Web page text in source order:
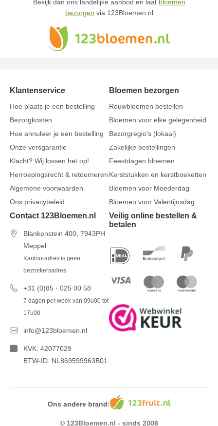
Bekijk dan ons landelijke aanbod en laat bloemen
bezorgen via 123Bloemen.nl
Klantenservice
Hoe plaats je een bestelling
Bezorgkosten
Hoe annuleer je een bestelling
Onze versgarantie
Klacht? Wij lossen het op!
Herroepingsrecht & retourneren
Algemene voorwaarden
Ons privacybeleid
Bloemen bezorgen
Rouwbloemen bestellen
Bloemen voor elke gelegenheid
Bezorgregio's (lokaal)
Zakelijke bestellingen
Feestdagen bloemen
Kerststukken en kerstboeketten
Bloemen voor Moederdag
Bloemen voor Valentijnsdag
Contact 123Bloemen.nl
Blankenstein 400, 7943PH
Meppel
Kantooradres is geen
bezoekersadres
+31 (0)85 - 025 00 58
7 dagen per week van 09u00 tot
17u00
info@123bloemen.nl
KVK: 42077029
BTW-ID: NL869599963B01
Veilig online bestellen &
betalen
Ons andere brand:
© 123Bloemen.nl - sinds 2008